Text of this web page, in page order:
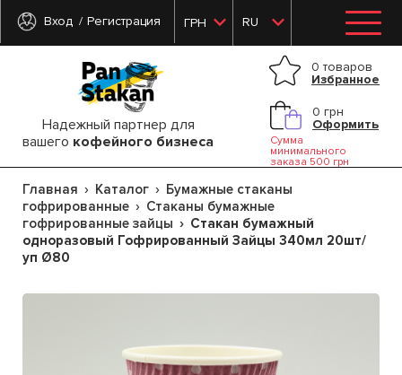
Вход Регистрация ГРН RU
Надежный партнер для
вашего кофейного бизнеса
0 товаров
Избранное
0 грн
Оформить
Сумма
минимального
заказа 500 грн
Главная Каталог
Бумажные стаканы
гофрированные
Стаканы бумажные
гофрированные зайцы
Стакан бумажный
одноразовый Гофрированный Зайцы 340мл 20шт/
уп Ø80